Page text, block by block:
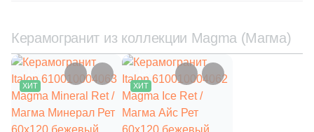
Рельефная (113
Сатинированная (53
Цвет
Бежевый (53)
Керамогранит из коллекции Magma (Магма)
ХИТ
ХИТ